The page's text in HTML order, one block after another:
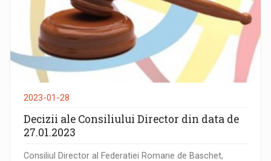
2023-01-28
Decizii ale Consiliului Director din data de
27.01.2023
Consiliul Director al Federatiei Romane de Baschet,